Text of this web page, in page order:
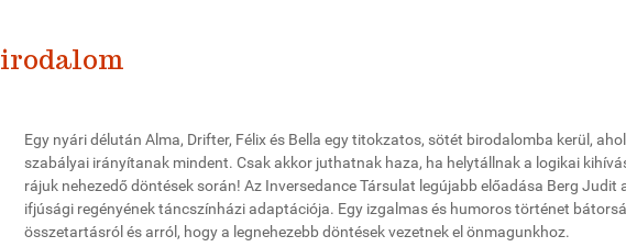
Egy nyári délután Alma, Drifter, Félix és Bella egy titokzatos, sötét birodalomba kerül,
szabályai irányítanak mindent. Csak akkor juthatnak haza, ha helytállnak a logikai
rájuk nehezedő döntések során! Az Inversedance Társulat legújabb előadása Berg Judit
ifjúsági regényének táncszínházi adaptációja. Egy izgalmas és humoros történet
összetartásról és arról, hogy a legnehezebb döntések vezetnek el önmagunkhoz.